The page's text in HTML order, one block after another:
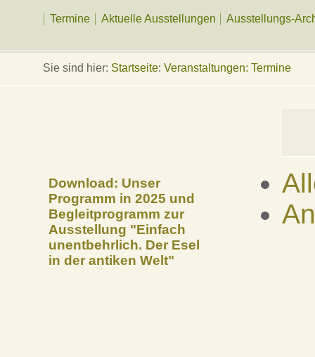
Termine Aktuelle Ausstellungen Ausstellungs-
Sie sind hier: Startseite: Veranstaltungen: Termine
Download: Unser
Programm in 2025 und
Begleitprogramm zur
Ausstellung "Einfach
unentbehrlich. Der Esel
in der antiken Welt"